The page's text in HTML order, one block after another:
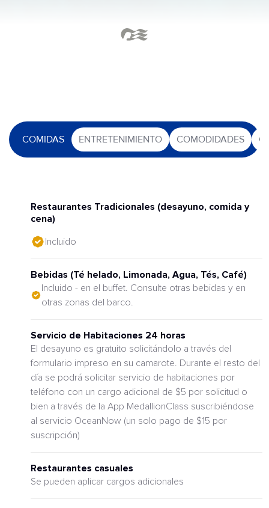
COMIDAS ENTRETENIMIENTO COMODIDADES
Restaurantes Tradicionales (desayuno, comida y
cena)
Incluido
Bebidas (Té helado, Limonada, Agua, Tés, Café)
Incluido - en el buffet. Consulte otras bebidas y en
otras zonas del barco.
Servicio de Habitaciones 24 horas
El desayuno es gratuito solicitándolo a través del
formulario impreso en su camarote. Durante el resto del
día se podrá solicitar servicio de habitaciones por
teléfono con un cargo adicional de $5 por solicitud o
bien a través de la App MedallionClass suscribiéndose
al servicio OceanNow (un solo pago de $15 por
suscripción)
Restaurantes casuales
Se pueden aplicar cargos adicionales